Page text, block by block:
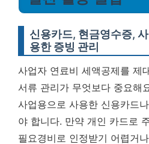
신용카드, 현금영수증,
용한 증빙 관리
사업자 연료비 세액공제를 제
서류 관리가 무엇보다 중요해
사업용으로 사용한 신용카드
야 합니다. 만약 개인 카드로
필요경비로 인정받기 어렵거